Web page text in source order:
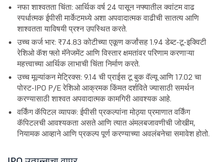
नफा शाश्वतता चिंता: आर्थिक वर्ष 24 पासून नफ्यातील क्वांटम वाढ
स्पर्धात्मक ईपीसी मार्केटमध्ये अशा अपवादात्मक वाढीची सातत्य आणि
शाश्वतता याविषयी प्रश्न उपस्थित करते.
उच्च कर्ज भार: ₹74.83 कोटीच्या एकूण कर्जांसह 1.94 डेब्ट-टू-इक्विटी
रेशिओ कॅश फ्लो मॅनेजमेंट आणि विस्तार क्षमतांवर परिणाम करणाऱ्या
महत्त्वाच्या आर्थिक लाभाची चिंता निर्माण करते.
उच्च मूल्यांकन मेट्रिक्स: 9.14 ची प्राईस टू बुक वॅल्यू आणि 17.02 चा
पोस्ट-IPO P/E रेशिओ आक्रमक किंमत दर्शविते ज्यासाठी समर्थन
करण्यासाठी शाश्वत अपवादात्मक कामगिरी आवश्यक आहे.
वर्किंग कॅपिटल व्यापक: ईपीसी प्रकल्पांना मोठ्या प्रमाणात वर्किंग
कॅपिटलची आवश्यकता असते आणि त्यात अंमलबजावणीची जोखीम,
नियामक आव्हाने आणि प्रकल्प पूर्ण करण्याच्या अवलंबनेचा समावेश होतो.